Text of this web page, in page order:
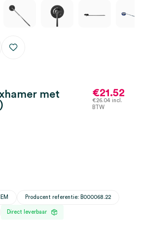
met
€21.52
€26.04 incl.
BTW
Producent referentie: B000068.22
Direct leverbaar